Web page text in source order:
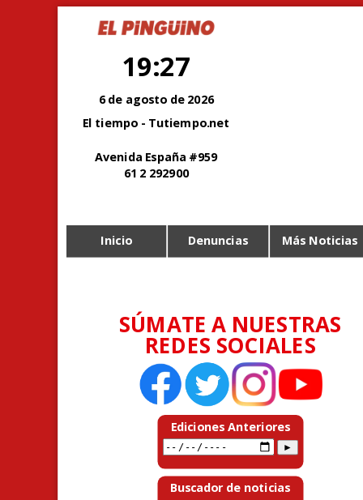
19:27
6 de agosto de 2026
El tiempo - Tutiempo.net
Avenida España #959
61 2 292900
Inicio Denuncias Más Noticias
SÚMATE A NUESTRAS
REDES SOCIALES
Ediciones Anteriores
Buscador de noticias